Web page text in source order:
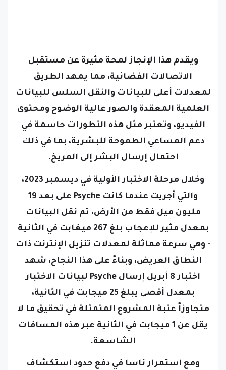
الاتصالات الفضائية، مما يمهد الطريق
لمعدلات أعلى للبيانات والنقل السلس للبيانات
العلمية المعقدة والصور عالية الوضوح ومحتوى
الفيديو، وتعتبر مثل هذه التطورات حاسمة في
دعم المساعي الطموحة للبشرية، بما في ذلك
احتمال إرسال البشر إلى المريخ.
والتي أجريت عندما كانت Psyche على بعد 19
مليون ميل فقط من الأرض، تم نقل البيانات
بمعدل مثير للإعجاب بلغ 267 ميغابت في الثانية
- وهي سرعة مماثلة لمعدلات تنزيل الإنترنت ذات
النطاق العريض، وبناءً على هذا النجاح، شهد
اختبار 8 أبريل إرسال Psyche لبيانات الاختبار
بمعدل أقصى يبلغ 25 ميجابت في الثانية،
متجاوزاً عتبة المشروع المتمثلة في تحقيق ما لا
يقل عن 1 ميجابت في الثانية عبر هذه المسافات
الشاسعة.
الفضاء، فإن الابتكارات في تكنولوجيا الاتصالات،